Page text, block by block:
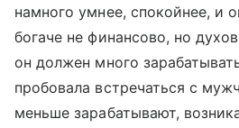
намного умнее, спокойнее, и
богаче не финансово, но
он должен много
пробовала встречаться с
меньше зарабатывают,